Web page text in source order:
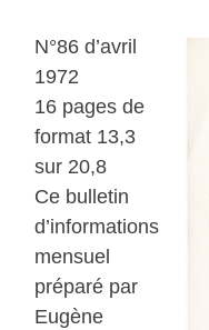
N°86 d’avril
1972
16 pages de
format 13,3
sur 20,8
Ce bulletin
d’informations
mensuel
préparé par
Eugène